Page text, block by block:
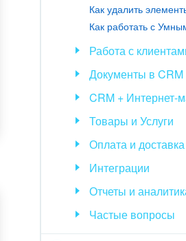
Как удалить
Как работать с
Работа с
Документы в CRM
CRM + Интернет-
Товары и Услуги
Оплата и доставка
Интеграции
Отчеты и
Частые вопросы